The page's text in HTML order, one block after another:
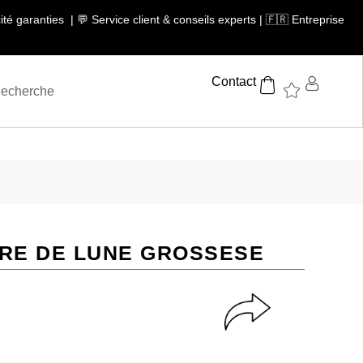
garanties | 💬 Service client & conseils experts | 🇫🇷 Entreprise
Contact
DE LUNE GROSSESE